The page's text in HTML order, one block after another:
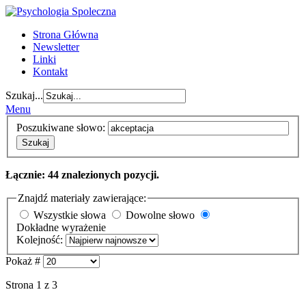
Strona Główna
Newsletter
Linki
Kontakt
Szukaj...
Menu
Poszukiwane słowo:
Szukaj
Łącznie: 44 znalezionych pozycji.
Znajdź materiały zawierające:
Wszystkie słowa
Dowolne słowo
Dokładne wyrażenie
Kolejność:
Pokaż #
Strona 1 z 3